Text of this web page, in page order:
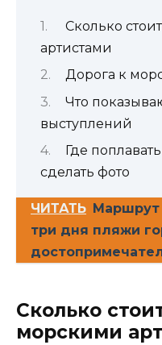
Сколько
артистами
Дорога к
Что
выступлений
Где
сделать фото
ЧИТАТЬ Маршрут
три дня пляжи
Сколько
морскими